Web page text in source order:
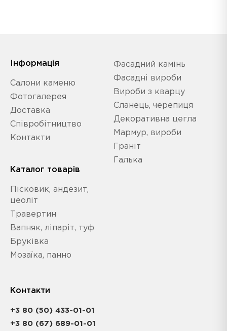
Iнформація
Салони каменю
Фотогалерея
Доставка
Співробітництво
Контакти
Каталог товарів
Пісковик, андезит,
цеоліт
Травертин
Вапняк, ліпаріт, туф
Бруківка
Мозаїка, панно
Фасадний камінь
Фасадні вироби
Вироби з кварцу
Сланець, черепиця
Декоративна цегла
Мармур, вироби
Граніт
Галька
Контакти
+3 80 (50) 433-01-01
+3 80 (67) 689-01-01